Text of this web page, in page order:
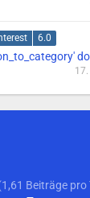
6.0
Beiträge pro